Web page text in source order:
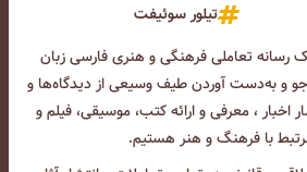
تیلور سوئیفت
رسانه تعاملی فرهنگی و هنری فارسی زبان
و به‌دست آوردن طیف وسیعی از دیدگاه‌ها و
اخبار ، معرفی و ارائه کتب، موسیقی، فیلم و
با فرهنگ و هنر هستیم.